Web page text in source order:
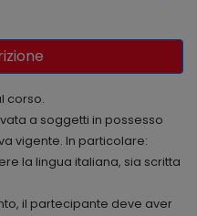
corso.
a soggetti in possesso
vigente. In particolare:
la lingua italiana, sia scritta
il partecipante deve aver